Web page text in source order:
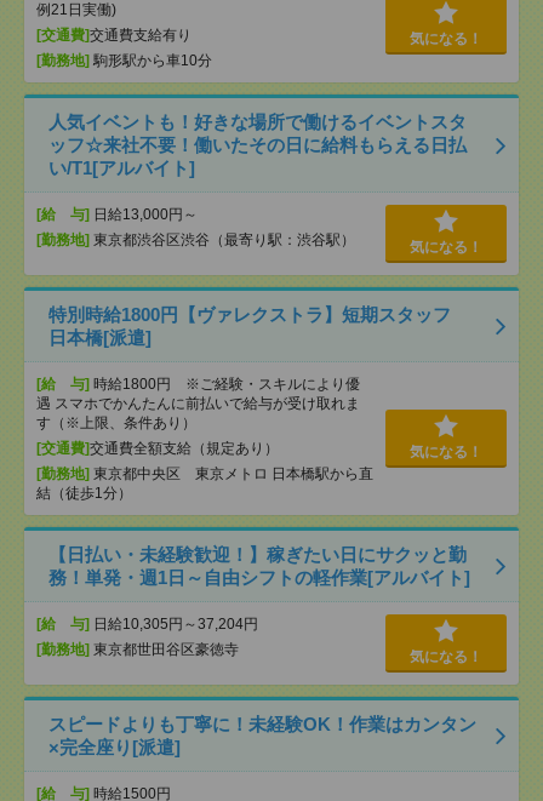
例21日実働)
[交通費]交通費支給有り
[勤務地] 駒形駅から車10分
気になる！
人気イベントも！好きな場所で働けるイベントスタ
ッフ☆来社不要！働いたその日に給料もらえる日払
い/T1[アルバイト]
[給 与] 日給13,000円～
[勤務地] 東京都渋谷区渋谷（最寄り駅：渋谷駅） 気になる！
特別時給1800円【ヴァレクストラ】短期スタッフ
日本橋[派遣]
[給 与] 時給1800円 ※ご経験・スキルにより優
遇 スマホでかんたんに前払いで給与が受け取れま
す（※上限、条件あり）
[交通費]交通費全額支給（規定あり）
[勤務地] 東京都中央区 東京メトロ 日本橋駅から直
結（徒歩1分）
気になる！
【日払い・未経験歓迎！】稼ぎたい日にサクッと勤
務！単発・週1日～自由シフトの軽作業[アルバイト]
[給 与] 日給10,305円～37,204円
[勤務地] 東京都世田谷区豪徳寺 気になる！
スピードよりも丁寧に！未経験OK！作業はカンタン
×完全座り[派遣]
[給 与] 時給1500円